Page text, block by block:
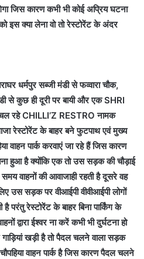
जिस कारण कभी भी कोई अप्रिय घटना
इस क्या लेना वो तो रेस्टोरेंट के अंदर
धर्मपुर सब्जी मंडी से फव्वारा चौक,
से कुछ ही दूरी पर बायी और एक SHRI
रहे CHILLI’Z RESTRO नामक
रेस्टोरेंट के बाहर बने फुटपाथ एवं मुख्य
वाहन पार्क करवाएं जा रहे हैं जिस कारण
हुआ है क्योंकि एक तो उस सड़क की चौड़ाई
वाहनों की आवाजाही रहती है दूसरे वह
उस सड़क पर वीआईपी वीवीआईपी लोगों
है परंतु रेस्टोरेंट के बाहर बिना पार्किंग के
द्वारा ईश्वर ना करें कभी भी दुर्घटना हो
खड़ी है तो पैदल चलने वाला सड़क
वाहन पार्क है जिस कारण पैदल चलने